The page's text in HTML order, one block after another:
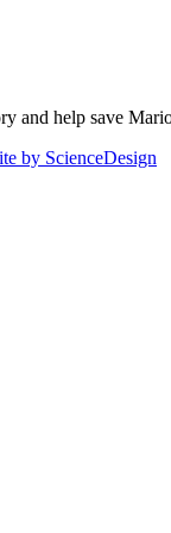
and help save
by ScienceDesign